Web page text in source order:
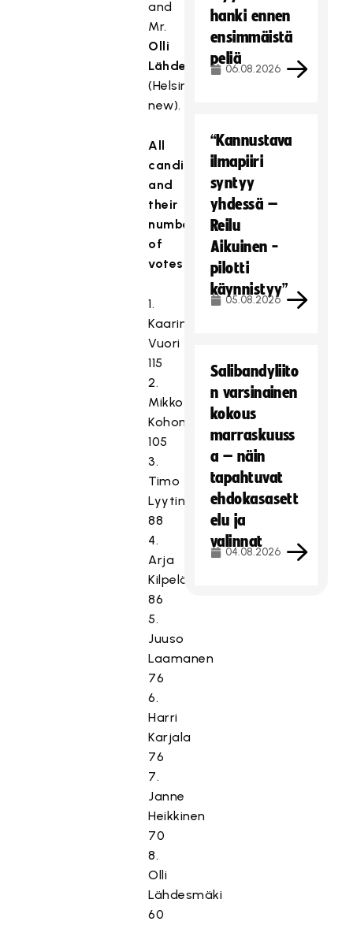
and
Mr.
Olli
Lähdesmäki
(Helsinki,
new).
All
candidates
and
their
number
of
votes:
1.
Kaarina
Vuori
115
2.
Mikko
Kohonen
105
3.
Timo
Lyytinen
88
4.
Arja
Kilpeläinen
86
5.
Juuso
Laamanen
76
6.
Harri
Karjala
76
7.
Janne
Heikkinen
70
8.
Olli
Lähdesmäki
60
hanki ennen
ensimmäistä
peliä
06.08.2026
“Kannustava
ilmapiiri
syntyy
yhdessä –
Reilu
Aikuinen -
pilotti
käynnistyy”
05.08.2026
Salibandyliito
n varsinainen
kokous
marraskuuss
a – näin
tapahtuvat
ehdokasasett
elu ja
valinnat
04.08.2026